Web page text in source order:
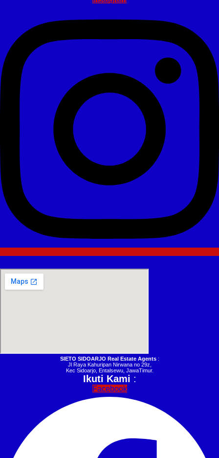
SIETO SIDOARJO Real Estate Agents:
Jl Raya Kahuripan Nirwana no 29z,
Kec Sidoarjo, Entalsewu, JawaTimur.
Ikuti Kami :
Facebook